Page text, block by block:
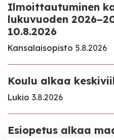
Ilmoittautuminen
lukuvuoden
10.8.2026
Kansalaisopisto 5.8.2026
Koulu alkaa
Lukio 3.8.2026
Esiopetus alkaa